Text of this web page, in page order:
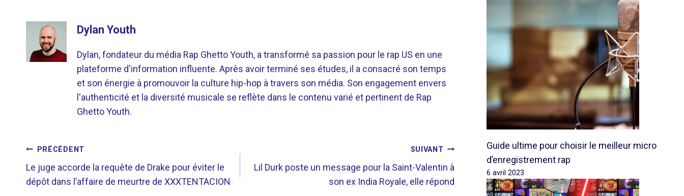
Dylan Youth
Dylan, fondateur du média Rap Ghetto Youth, a transformé sa passion pour le rap US en une
plateforme d'information influente. Après avoir terminé ses études, il a consacré son temps
et son énergie à promouvoir la culture hip-hop à travers son média. Son engagement envers
l'authenticité et la diversité musicale se reflète dans le contenu varié et pertinent de Rap
Ghetto Youth.
NAVIGATION
DE
PRÉCÉDENT
Le juge accorde la requête de Drake pour éviter le
dépôt dans l’affaire de meurtre de XXXTENTACION
SUIVANT
Lil Durk poste un message pour la Saint-Valentin à
son ex India Royale, elle répond
Guide ultime pour choisir le meilleur micro
d’enregistrement rap
6 avril 2023